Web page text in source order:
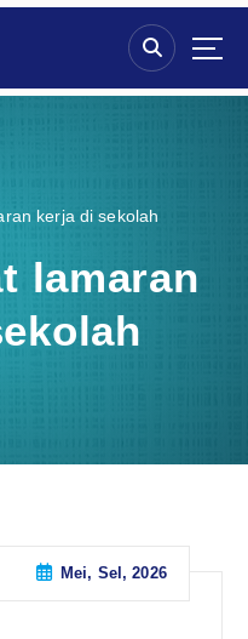
kerja di sekolah
lamaran
Mei, Sel, 2026